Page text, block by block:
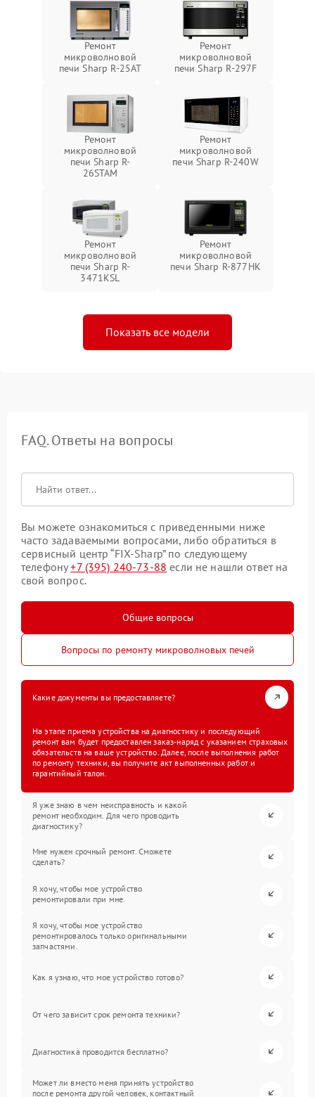
Ремонт
микроволновой
печи Sharp R-25AT
Ремонт
микроволновой
печи Sharp R-297F
Ремонт
микроволновой
печи Sharp R-
26STAM
Ремонт
микроволновой
печи Sharp R-240W
Ремонт
микроволновой
печи Sharp R-
3471KSL
Ремонт
микроволновой
печи Sharp R-877HK
Показать все модели
FAQ. Ответы на вопросы
Вы можете ознакомиться с приведенными ниже
часто задаваемыми вопросами, либо обратиться в
сервисный центр “FIX-Sharp” по следующему
телефону+7 (395) 240-73-88 если не нашли ответ на
свой вопрос.
Общие вопросы
Вопросы по ремонту микроволновых печей
Какие документы вы предоставляете?
На этапе приема устройства на диагностику и последующий
ремонт вам будет предоставлен заказ-наряд с указанием страховых
обязательств на ваше устройство. Далее, после выполнения работ
по ремонту техники, вы получите акт выполненных работ и
гарантийный талон.
Я уже знаю в чем неисправность и какой
ремонт необходим. Для чего проводить
диагностику?
Мне нужен срочный ремонт. Сможете
сделать?
Я хочу, чтобы мое устройство
ремонтировали при мне.
Я хочу, чтобы мое устройство
ремонтировалось только оригинальными
запчастями.
Как я узнаю, что мое устройство готово?
От чего зависит срок ремонта техники?
Диагностика проводится бесплатно?
Может ли вместо меня принять устройство
после ремонта другой человек, контактный